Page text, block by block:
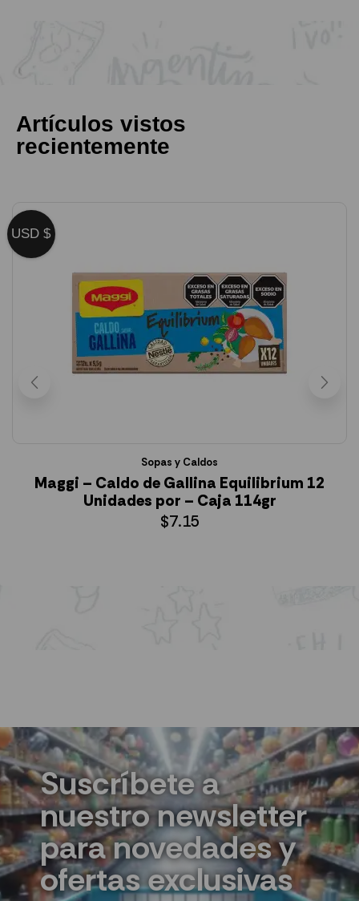
Artículos vistos
recientemente
Sopas y Caldos
Maggi – Caldo de Gallina Equilibrium 12
Unidades por – Caja 114gr
$7.15
Suscríbete a
nuestro newsletter
para novedades y
ofertas exclusivas
USD $